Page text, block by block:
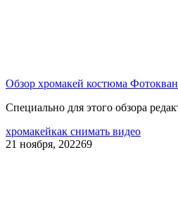
Обзор хромакей костюма
Специально для этого обзора
хромакейкак снимать видео
21 ноября, 202269